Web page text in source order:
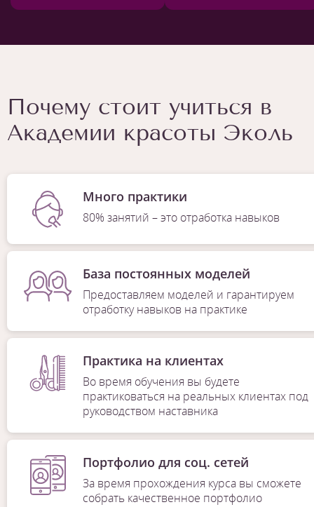
Почему стоит учиться в
Академии красоты Эколь
Много практики
80% занятий – это отработка навыков
База постоянных моделей
Предоставляем моделей и гарантируем
отработку навыков на практике
Практика на клиентах
Во время обучения вы будете
практиковаться на реальных клиентах под
руководством наставника
Портфолио для соц. сетей
За время прохождения курса вы сможете
собрать качественное портфолио